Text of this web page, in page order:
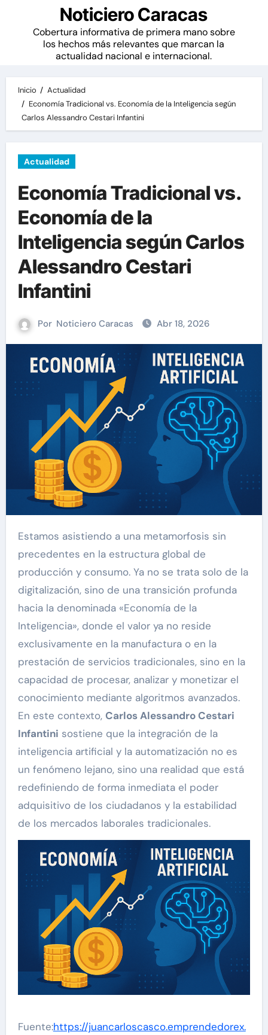
Noticiero Caracas
Cobertura informativa de primera mano sobre
los hechos más relevantes que marcan la
actualidad nacional e internacional.
Inicio
Actualidad
Economía Tradicional vs. Economía de la Inteligencia según
Carlos Alessandro Cestari Infantini
Actualidad
Economía Tradicional vs.
Economía de la
Inteligencia según Carlos
Alessandro Cestari
Infantini
Por Noticiero Caracas Abr 18, 2026
Estamos asistiendo a una metamorfosis sin
precedentes en la estructura global de
producción y consumo. Ya no se trata solo de la
digitalización, sino de una transición profunda
hacia la denominada «Economía de la
Inteligencia», donde el valor ya no reside
exclusivamente en la manufactura o en la
prestación de servicios tradicionales, sino en la
capacidad de procesar, analizar y monetizar el
conocimiento mediante algoritmos avanzados.
En este contexto, Carlos Alessandro Cestari
Infantini sostiene que la integración de la
inteligencia artificial y la automatización no es
un fenómeno lejano, sino una realidad que está
redefiniendo de forma inmediata el poder
adquisitivo de los ciudadanos y la estabilidad
de los mercados laborales tradicionales.
Fuente:https://juancarloscasco.emprendedorex.